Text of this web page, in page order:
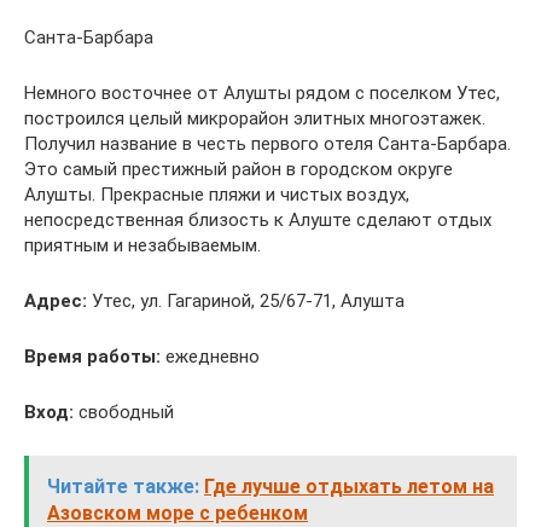
Санта-Барбара
Немного восточнее от Алушты рядом с поселком Утес,
построился целый микрорайон элитных многоэтажек.
Получил название в честь первого отеля Санта-Барбара.
Это самый престижный район в городском округе
Алушты. Прекрасные пляжи и чистых воздух,
непосредственная близость к Алуште сделают отдых
приятным и незабываемым.
Адрес: Утес, ул. Гагариной, 25/67-71, Алушта
Время работы: ежедневно
Вход: свободный
Читайте также: Где лучше отдыхать летом на
Азовском море с ребенком